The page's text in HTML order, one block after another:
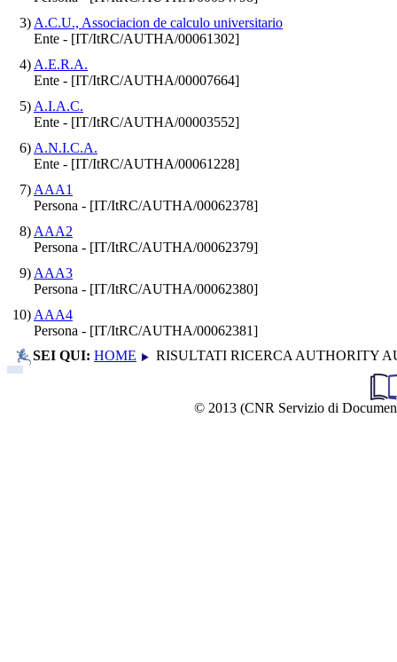
3) A.C.U., Associacion de calculo universitario
Ente - [IT/ItRC/AUTHA/00061302]
4) A.E.R.A.
Ente - [IT/ItRC/AUTHA/00007664]
5) A.I.A.C.
Ente - [IT/ItRC/AUTHA/00003552]
6) A.N.I.C.A.
Ente - [IT/ItRC/AUTHA/00061228]
7) AAA1
Persona - [IT/ItRC/AUTHA/00062378]
8) AAA2
Persona - [IT/ItRC/AUTHA/00062379]
9) AAA3
Persona - [IT/ItRC/AUTHA/00062380]
10) AAA4
Persona - [IT/ItRC/AUTHA/00062381]
SEI QUI: HOME RISULTATI RICERCA AUTHORITY
© 2013 (CNR Servizio di